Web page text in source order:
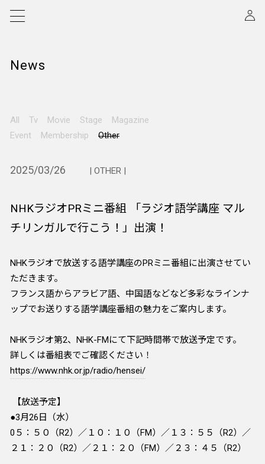
News
All Tv Movie Stage
Magazine
Event
Membership Other
2025/03/26 | OTHER |
NHKラジオPRミニ番組 「ラジオ語学講座 マル
チリンガルで行こう！」出演！
NHKラジオで放送する語学講座のPRミニ番組に出演させてい
ただきます。
フランス語からアラビア語、中国語などなど多彩なラインナ
ップでお送りする語学講座番組の魅力をご案内します。
NHKラジオ第2、NHK-FMにて下記時間帯で放送予定です。
詳しくは番組表でご確認ください！
https://www.nhk.or.jp/radio/hensei/
【放送予定】
●3月26日（水）
0５：５０（R2）／１０：１０（FM）／１３：５５（R2）／
２１：２０（R2）／２１：２０（FM）／２３：４５（R2）